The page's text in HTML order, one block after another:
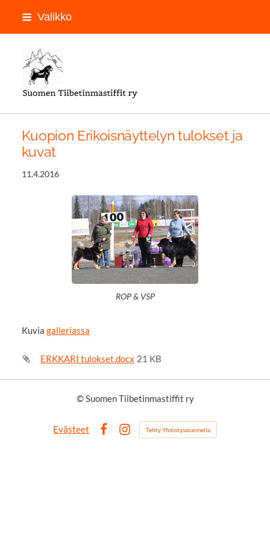
Siirry
Valikko
Kuopion Erikoisnäyttelyn tulokset ja
kuvat
11.4.2016
ROP & VSP
Kuvia galleriassa
ERKKARI tulokset.docx 21 KB
©Suomen Tiibetinmastiffit ry
Evästeet
FacebookInstagram
Tehty Yhdistysavaimella